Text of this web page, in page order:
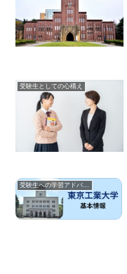
受験生としての心構え